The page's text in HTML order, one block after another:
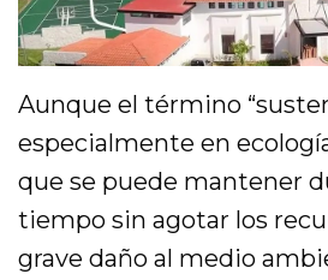
Aunque el término
especialmente en
que se puede mantener
tiempo sin agotar los
grave daño al medio